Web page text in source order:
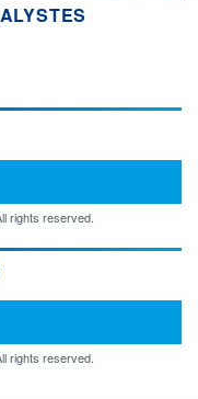
VEILLE
À LA
rights reserved.
rights reserved.